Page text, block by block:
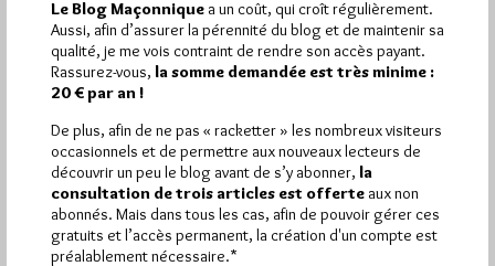
Hier vendredi 7 août 2026, Hiram.be a reçu1 864
visiteset3 133 pagesont été lues (Source :
Pirsch.io)
Plus d’informations
Quels sont les articles les plus lus du blog ?
Le Blog Maçonnique a un coût, qui croît régulièrement.
Aussi, afin d’assurer la pérennité du blog et de maintenir sa
qualité, je me vois contraint de rendre son accès payant.
Rassurez-vous, la somme demandée est très minime :
20 € par an !
De plus, afin de ne pas « racketter » les nombreux visiteurs
occasionnels et de permettre aux nouveaux lecteurs de
découvrir un peu le blog avant de s’y abonner, la
consultation de trois articles est offerte aux non
abonnés. Mais dans tous les cas, afin de pouvoir gérer ces
gratuits et l’accès permanent, la création d'un compte est
préalablement nécessaire.*